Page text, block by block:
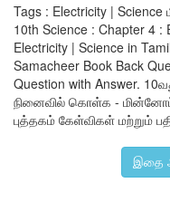
·
மின் கம்பியின்
நிகழ்வு மின்னோட்டத்தின்
· 1குதிரை திறன்
·
வீட்டு உபயோக மின்
உருவாகும்
மின்சுற்று உடைப்பி
Tags : Electricity |
10th Science : Chapter 4 :
Electricity | Science in
Samacheer Book Back
Question with Answer.
நினைவில் கொள்க -
புத்தகம் கேள்விகள் மற்றும்
இதை